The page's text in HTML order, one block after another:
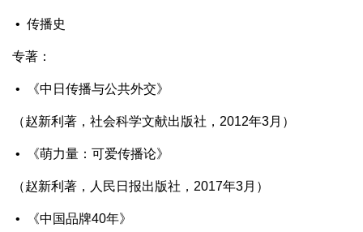
• 传播史
专著：
• 《中日传播与公共外交》
（赵新利著，社会科学文献出版社，2012年3月）
• 《萌力量：可爱传播论》
（赵新利著，人民日报出版社，2017年3月）
• 《中国品牌40年》